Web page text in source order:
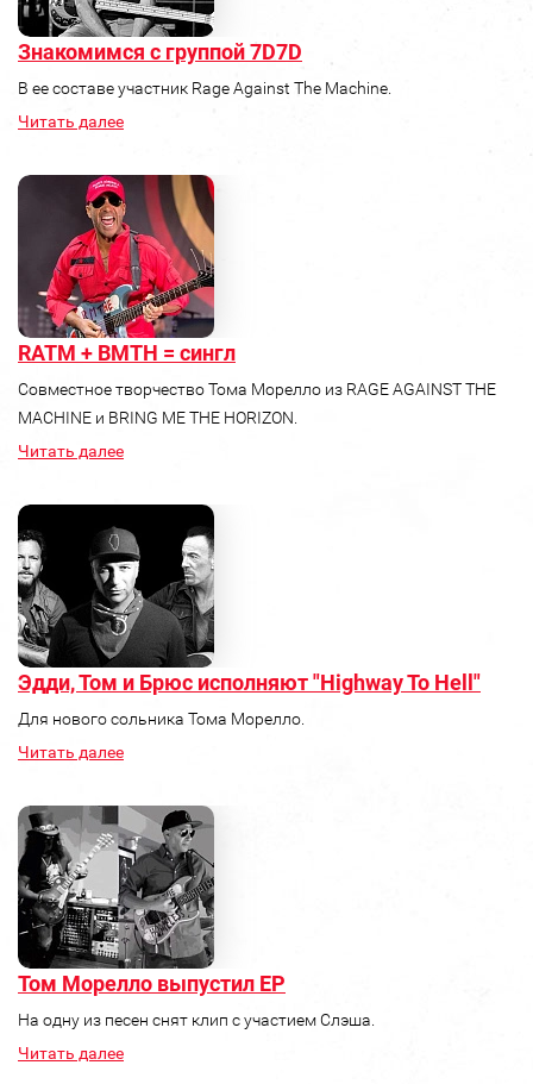
Знакомимся с группой 7D7D
В ее составе участник Rage Against The Machine.
Читать далее
RATM + BMTH = сингл
Совместное творчество Тома Морелло из RAGE AGAINST THE
MACHINE и BRING ME THE HORIZON.
Читать далее
Эдди, Том и Брюс исполняют "Highway To Hell"
Для нового сольника Тома Морелло.
Читать далее
Том Морелло выпустил ЕР
На одну из песен снят клип с участием Слэша.
Читать далее